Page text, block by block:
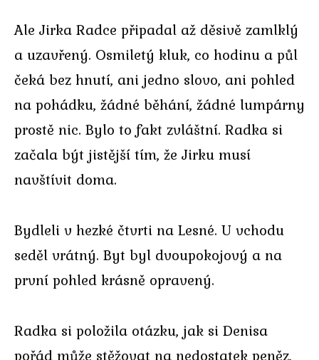
Ale Jirka Radce připadal až děsivě zamlklý
a uzavřený. Osmiletý kluk, co hodinu a půl
čeká bez hnutí, ani jedno slovo, ani pohled
na pohádku, žádné běhání, žádné lumpárny
prostě nic. Bylo to fakt zvláštní. Radka si
začala být jistější tím, že Jirku musí
navštívit doma.
Bydleli v hezké čtvrti na Lesné. U vchodu
seděl vrátný. Byt byl dvoupokojový a na
první pohled krásně opravený.
Radka si položila otázku, jak si Denisa
pořád může stěžovat na nedostatek peněz,